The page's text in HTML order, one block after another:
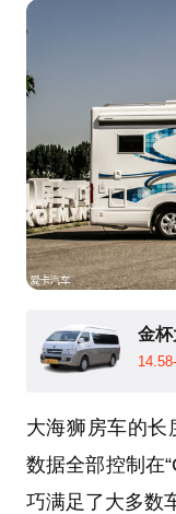
金
大海狮房车的长
数据全部控制在
巧满足了大多数